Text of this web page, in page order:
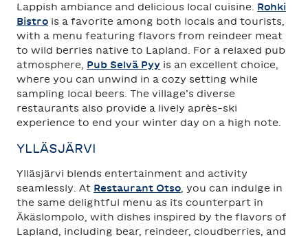
Lappish ambiance and delicious local cuisine. Rohki
Bistro is a favorite among both locals and tourists,
with a menu featuring flavors from reindeer meat
to wild berries native to Lapland. For a relaxed pub
atmosphere, Pub Selvä Pyy is an excellent choice,
where you can unwind in a cozy setting while
sampling local beers. The village’s diverse
restaurants also provide a lively après-ski
experience to end your winter day on a high note.
YLLÄSJÄRVI
Ylläsjärvi blends entertainment and activity
seamlessly. At Restaurant Otso , you can indulge in
the same delightful menu as its counterpart in
Äkäslompolo, with dishes inspired by the flavors of
Lapland, including bear, reindeer, cloudberries, and